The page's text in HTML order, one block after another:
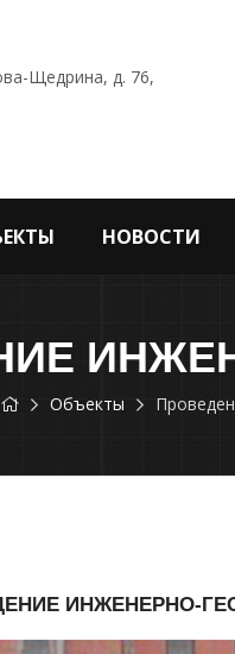
Щедрина, д. 76,
НОВОСТИ
Объекты
ИНЖЕНЕРНО-